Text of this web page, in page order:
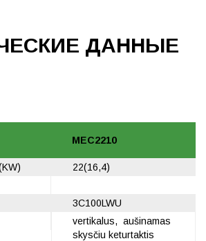
ДАННЫЕ
MEC2210
22(16,4)
3C100LWU
vertikalus, aušinamas
skysčiu keturtaktis